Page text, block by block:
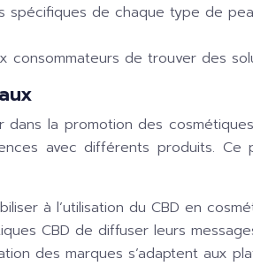
spécifiques de chaque type de
de trouver des
la promotion des
avec différents produits.
à l’utilisation du CBD en
CBD de diffuser leurs
des marques s’adaptent aux